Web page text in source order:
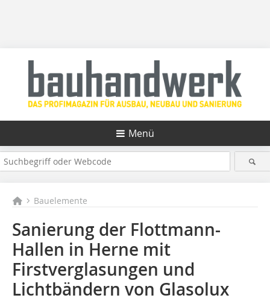
Menü
Bauelemente
Sanierung der Flottmann-
Hallen in Herne mit
Firstverglasungen und
Lichtbändern von Glasolux